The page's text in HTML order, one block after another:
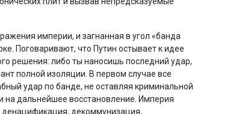
империи, и загнанная в угол «банда
Поговаривают, что Путин остывает к идее
решения: либо ты наносишь последний удар,
полной изоляции. В первом случае все
удар по банде, не оставляя криминальной
на дальнейшее восстановление. Империя
денацификация, декоммунизация,